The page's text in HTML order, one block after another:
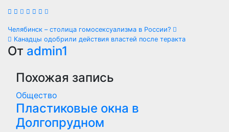
Навигация
по
записям
Челябинск – столица гомосексуализма в России?
Канадцы одобрили действия властей после теракта
От admin1
Похожая запись
Общество
Пластиковые окна в
Долгопрудном